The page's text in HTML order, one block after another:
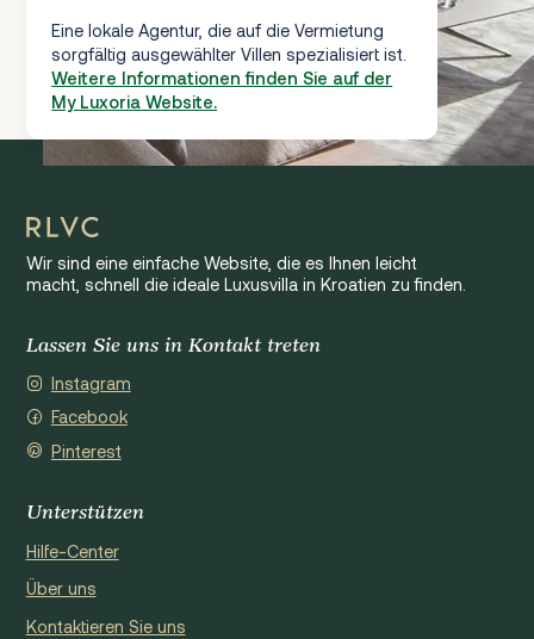
Eine lokale Agentur, die auf die Vermietung
sorgfältig ausgewählter Villen spezialisiert ist.
Weitere Informationen finden Sie auf der
My Luxoria Website.
Wir sind eine einfache Website, die es Ihnen leicht
macht, schnell die ideale Luxusvilla in Kroatien zu finden.
Lassen Sie uns in Kontakt treten
Instagram
Facebook
Pinterest
Unterstützen
Hilfe-Center
Über uns
Kontaktieren Sie uns